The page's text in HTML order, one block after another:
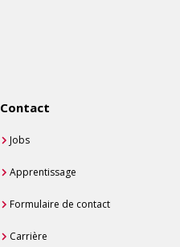
Contact
Jobs
Apprentissage
Formulaire de contact
Carrière